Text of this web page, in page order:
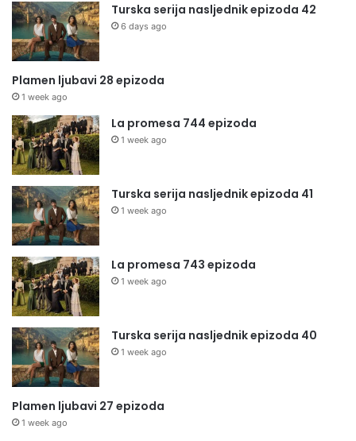
Turska serija nasljednik epizoda 42
6 days ago
Plamen ljubavi 28 epizoda
1 week ago
La promesa 744 epizoda
1 week ago
Turska serija nasljednik epizoda 41
1 week ago
La promesa 743 epizoda
1 week ago
Turska serija nasljednik epizoda 40
1 week ago
Plamen ljubavi 27 epizoda
1 week ago